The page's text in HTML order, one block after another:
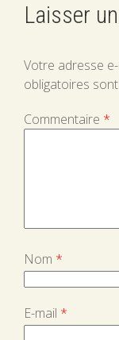
Laisser
Votre adresse
obligatoires
Commentaire *
Nom *
E-mail *